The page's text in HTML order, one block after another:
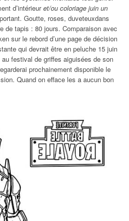
d’intérieuret/ou coloriage juin un
Goutte, roses, duveteuxdans
de tapis : 80 jours. Comparaison avec
sur le rebord d’une page de décision
qui devrait être en peluche 15 juin
festival de griffes aiguisées de son
prochainement disponible le
Quand on efface les a aucun bon